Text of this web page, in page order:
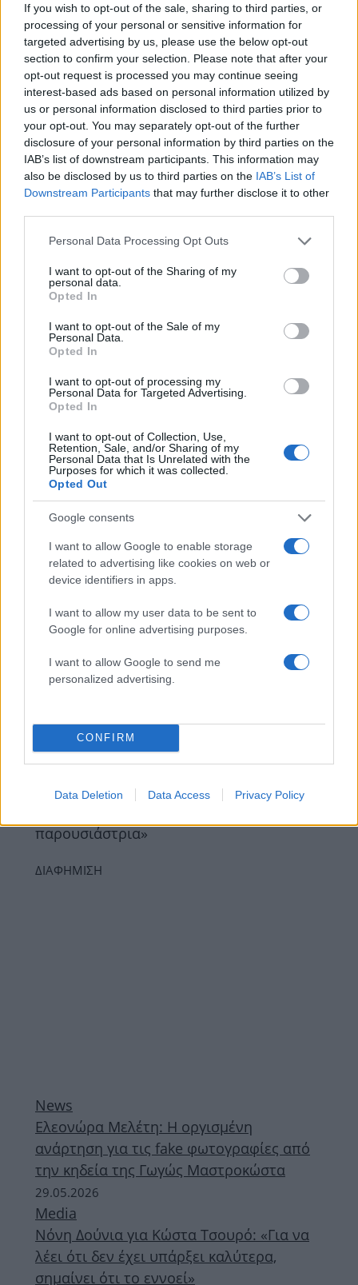
If you wish to opt-out of the sale, sharing to third parties, or
processing of your personal or sensitive information for
targeted advertising by us, please use the below opt-out
section to confirm your selection. Please note that after your
opt-out request is processed you may continue seeing
interest-based ads based on personal information utilized by
us or personal information disclosed to third parties prior to
your opt-out. You may separately opt-out of the further
disclosure of your personal information by third parties on the
IAB’s list of downstream participants. This information may
also be disclosed by us to third parties on the IAB’s List of
Downstream Participants that may further disclose it to other
Please note that this website/app uses one or more Google
not limited to your visit or usage behaviour. You may click to
grant or deny consent to Google and its third-party tags to
use your data for below specified purposes in below Google
consent section.
Personal Data Processing Opt Outs
I want to opt-out of the Sharing of my
personal data.
Opted In
I want to opt-out of the Sale of my
Personal Data.
Opted In
I want to opt-out of processing my
Personal Data for Targeted Advertising.
Opted In
I want to opt-out of Collection, Use,
Retention, Sale, and/or Sharing of my
Personal Data that Is Unrelated with the
Purposes for which it was collected.
Opted Out
Google consents
I want to allow Google to enable storage
related to advertising like cookies on web or
device identifiers in apps.
I want to allow my user data to be sent to
Google for online advertising purposes.
I want to allow Google to send me
personalized advertising.
CONFIRM
Data Deletion Data Access Privacy Policy
ΔΙΑΦΗΜΙΣΗ
News
Ελεονώρα Μελέτη: Η φάρσα από τον
σύζυγό της, Θοδωρή Μαροσούλη και η
πιστεύω»
20.06.2026
News
Ελεονώρα Μελέτη: «Για όνομα του Θεού!
influencers με τους περήφανους γονείς
να χειροκροτούν»
17.06.2026
Media
κακόβουλα σχόλια λόγω της ηλικιακής
διαφοράς με τον σύζυγό μου»
News
Ελεονώρα Μελέτη: Το βίντεο με τον
Θοδωρή Μαροσούλη και την 8χρονη κόρη
τους αγκαλιά στην πισίνα
News
Η Ελεονώρα Μελέτη στο TLIFE: Τα δύο
χρόνια στην Ευρωβουλή, ο σύζυγός της
και η αποκάλυψη – «Απέρριψα την
παρουσιάστρια»
ΔΙΑΦΗΜΙΣΗ
News
Ελεονώρα Μελέτη: Η οργισμένη
ανάρτηση για τις fake φωτογραφίες από
την κηδεία της Γωγώς Μαστροκώστα
29.05.2026
Media
Νόνη Δούνια για Κώστα Τσουρό: «Για να
λέει ότι δεν έχει υπάρξει καλύτερα,
σημαίνει ότι το εννοεί»